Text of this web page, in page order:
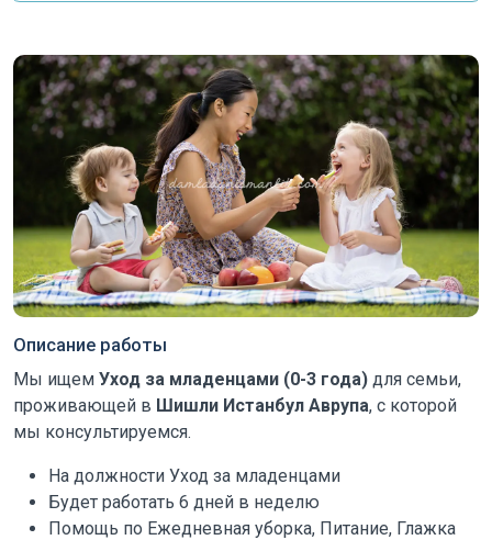
Описание работы
Мы ищем Уход за младенцами (0-3 года) для семьи,
проживающей в Шишли Истанбул Аврупа, с которой
мы консультируемся.
На должности Уход за младенцами
Будет работать 6 дней в неделю
Помощь по Ежедневная уборка, Питание, Глажка